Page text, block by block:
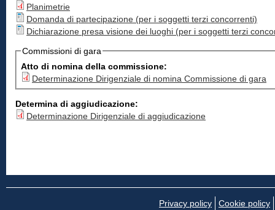
Planimetrie
Domanda di partecipazione (per i soggetti terzi concorrenti)
Dichiarazione presa visione dei luoghi (per i soggetti terzi
Commissioni di gara
Atto di nomina della commissione:
Determinazione Dirigenziale di nomina Commissione di gara
Determina di aggiudicazione:
Determinazione Dirigenziale di aggiudicazione
Privacy policy Cookie policy